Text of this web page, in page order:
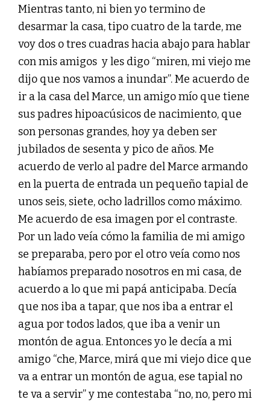
Mientras tanto, ni bien yo termino de
desarmar la casa, tipo cuatro de la tarde, me
voy dos o tres cuadras hacia abajo para hablar
con mis amigos y les digo “miren, mi viejo me
dijo que nos vamos a inundar”. Me acuerdo de
ir a la casa del Marce, un amigo mío que tiene
sus padres hipoacúsicos de nacimiento, que
son personas grandes, hoy ya deben ser
jubilados de sesenta y pico de años. Me
acuerdo de verlo al padre del Marce armando
en la puerta de entrada un pequeño tapial de
unos seis, siete, ocho ladrillos como máximo.
Me acuerdo de esa imagen por el contraste.
Por un lado veía cómo la familia de mi amigo
se preparaba, pero por el otro veía como nos
habíamos preparado nosotros en mi casa, de
acuerdo a lo que mi papá anticipaba. Decía
que nos iba a tapar, que nos iba a entrar el
agua por todos lados, que iba a venir un
montón de agua. Entonces yo le decía a mi
amigo “che, Marce, mirá que mi viejo dice que
va a entrar un montón de agua, ese tapial no
te va a servir” y me contestaba “no, no, pero mi